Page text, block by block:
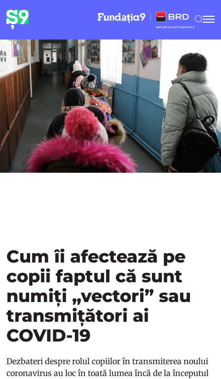
Cum îi afectează pe
copii faptul că sunt
numiți „vectori” sau
transmițători ai
COVID-19
Dezbateri despre rolul copiilor în transmiterea noului
coronavirus au loc în toată lumea încă de la începutul